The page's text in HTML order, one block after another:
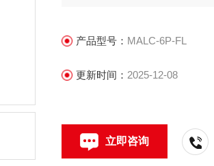
产品型号： MALC-6P-FL
更新时间： 2025-12-08
立即咨询